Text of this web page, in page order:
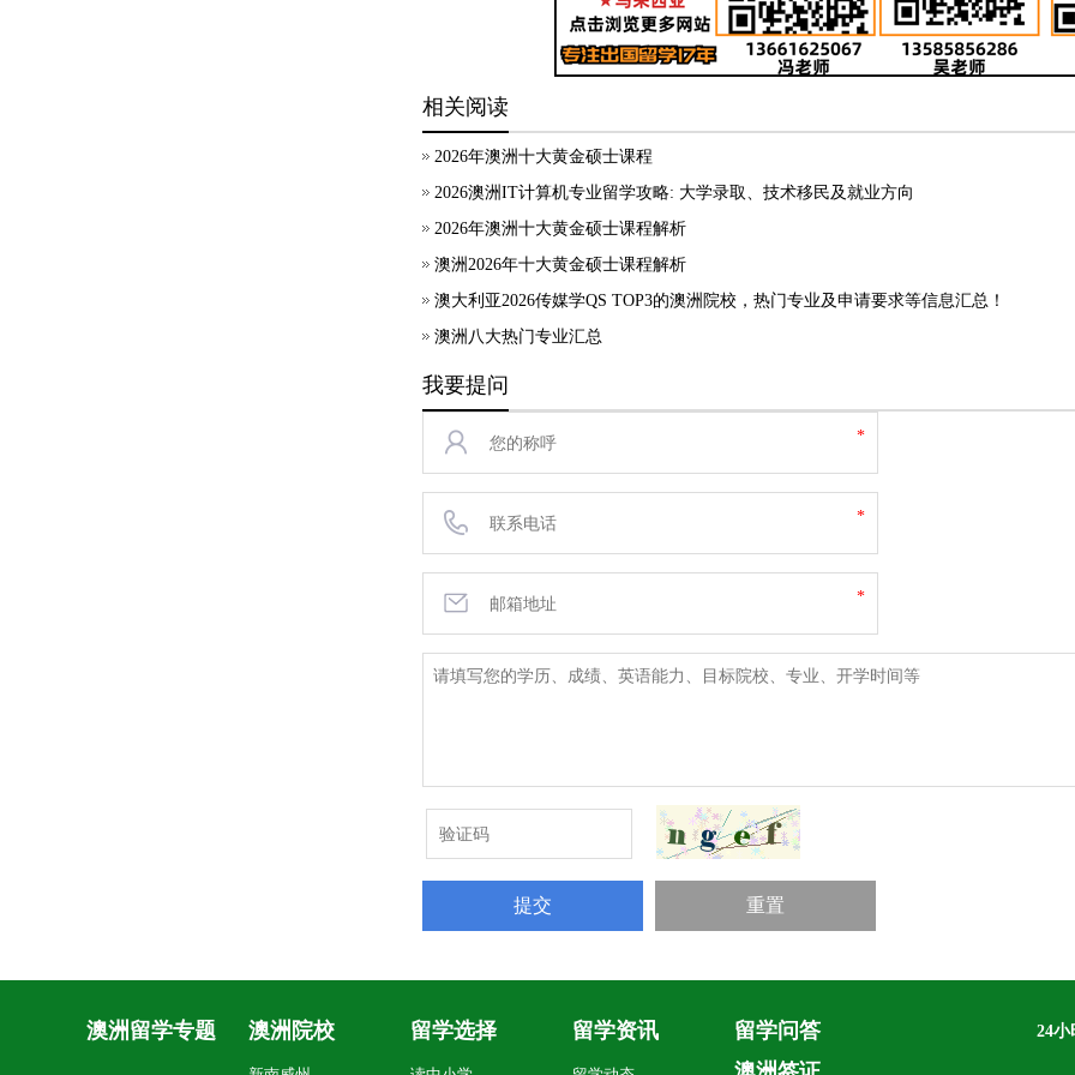
相关阅读
2026年澳洲十大黄金硕士课程
2026澳洲IT计算机专业留学攻略: 大学录取、技术移民及就业方向
2026年澳洲十大黄金硕士课程解析
澳洲2026年十大黄金硕士课程解析
澳大利亚2026传媒学QS TOP3的澳洲院校，热门专业及申请要求等信息汇总！
澳洲八大热门专业汇总
我要提问
*
*
*
澳洲留学专题 澳洲院校 留学选择 留学资讯
留学问答
24小